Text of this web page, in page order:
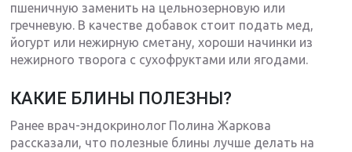
пшеничную заменить на цельнозерновую или
гречневую. В качестве добавок стоит подать мед,
йогурт или нежирную сметану, хороши начинки из
нежирного творога с сухофруктами или ягодами.
КАКИЕ БЛИНЫ ПОЛЕЗНЫ?
Ранее врач-эндокринолог Полина Жаркова
рассказали, что полезные блины лучше делать на